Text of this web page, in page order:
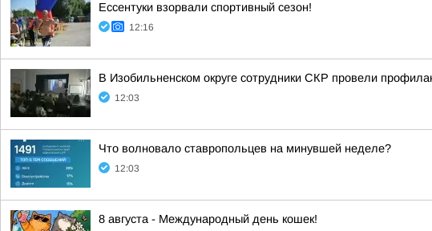
Ессентуки взорвали спортивный сезон!
12:16
В Изобильненском округе сотрудники СКР провели
12:03
Что волновало ставропольцев на минувшей неделе?
12:03
8 августа - Международный день кошек!